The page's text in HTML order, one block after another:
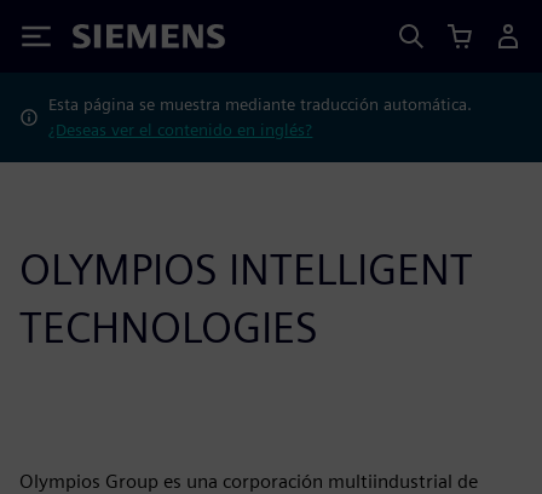
Siemens
Esta página se muestra mediante traducción automática.
¿Deseas ver el contenido en inglés?
OLYMPIOS INTELLIGENT
TECHNOLOGIES
Olympios Group es una corporación multiindustrial de